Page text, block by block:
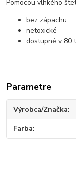
Pomocou vlhkého
bez zápachu
netoxické
dostupné v 80
Parametre
Výrobca/Značka
Farba